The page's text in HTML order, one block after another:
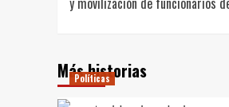
entradas
Más historias
Políticas